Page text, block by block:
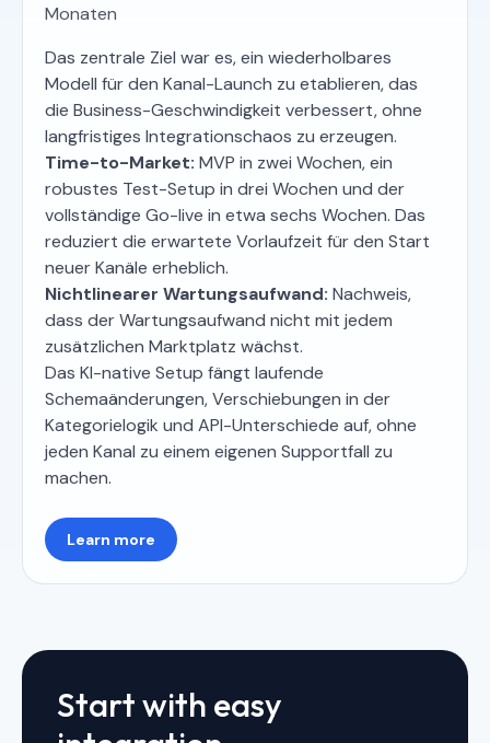
Monaten
Das zentrale Ziel war es, ein wiederholbares
Modell für den Kanal-Launch zu etablieren, das
die Business-Geschwindigkeit verbessert, ohne
langfristiges Integrationschaos zu erzeugen.
Time-to-Market: MVP in zwei Wochen, ein
robustes Test-Setup in drei Wochen und der
vollständige Go-live in etwa sechs Wochen. Das
reduziert die erwartete Vorlaufzeit für den Start
neuer Kanäle erheblich.
Nichtlinearer Wartungsaufwand: Nachweis,
dass der Wartungsaufwand nicht mit jedem
zusätzlichen Marktplatz wächst.
Das KI-native Setup fängt laufende
Schemaänderungen, Verschiebungen in der
Kategorielogik und API-Unterschiede auf, ohne
jeden Kanal zu einem eigenen Supportfall zu
machen.
Learn more
Start with easy